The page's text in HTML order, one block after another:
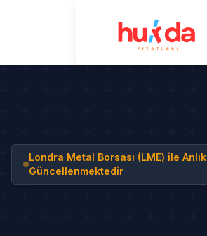
Londra Metal Borsası (LME) ile Anlık
Güncellenmektedir